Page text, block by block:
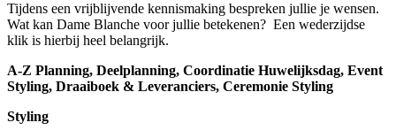
Tijdens een vrijblijvende kennismaking bespreken jullie je wensen.
Wat kan Dame Blanche voor jullie betekenen? Een wederzijdse
klik is hierbij heel belangrijk.
A-Z Planning, Deelplanning, Coordinatie Huwelijksdag, Event
Styling, Draaiboek & Leveranciers, Ceremonie Styling
Styling